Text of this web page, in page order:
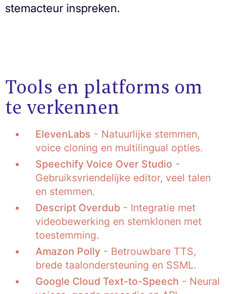
stemacteur inspreken.
Tools en platforms om
te verkennen
ElevenLabs - Natuurlijke stemmen,
voice cloning en multilingual opties.
Speechify Voice Over Studio -
Gebruiksvriendelijke editor, veel talen
en stemmen.
Descript Overdub - Integratie met
videobewerking en stemklonen met
toestemming.
Amazon Polly - Betrouwbare TTS,
brede taalondersteuning en SSML.
Google Cloud Text-to-Speech - Neural